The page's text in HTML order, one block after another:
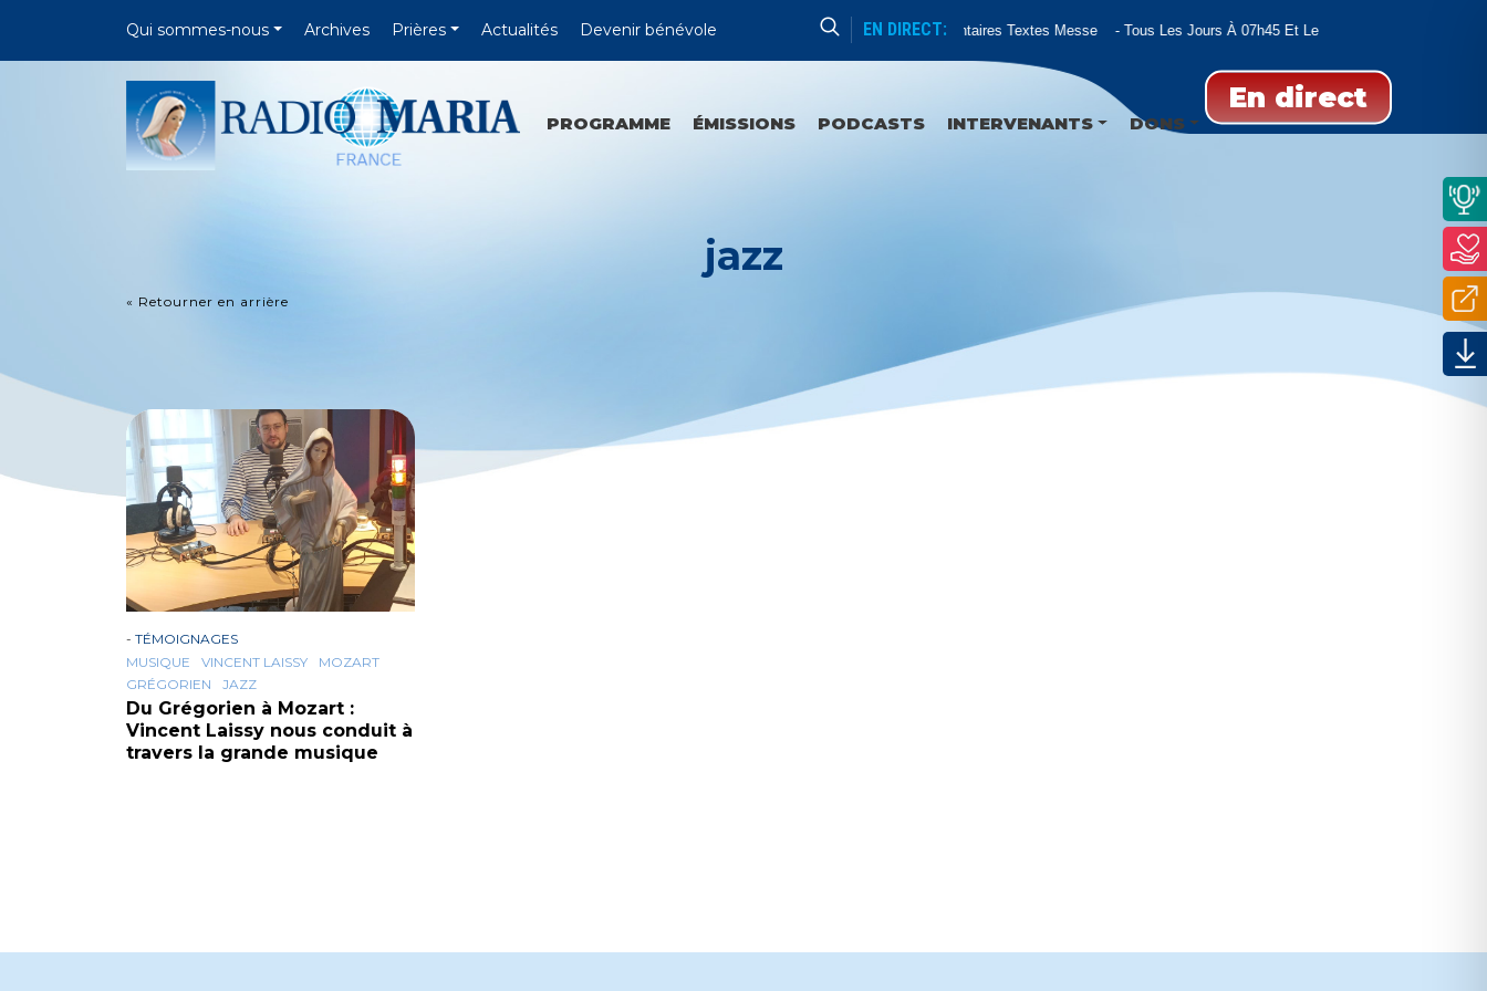
Qui sommes-nous Archives Prières Actualités Devenir bénévole EN DIRECT:Commentaires Textes Messe Tous Les Jours À 07h45 Et Le Samedi À 19h40
En direct
PROGRAMME ÉMISSIONS PODCASTS INTERVENANTS DONS
jazz
« Retourner en arrière
- TÉMOIGNAGES
MUSIQUE
VINCENT LAISSY
MOZART
GRÉGORIEN
JAZZ
Du Grégorien à Mozart :
Vincent Laissy nous conduit à
travers la grande musique